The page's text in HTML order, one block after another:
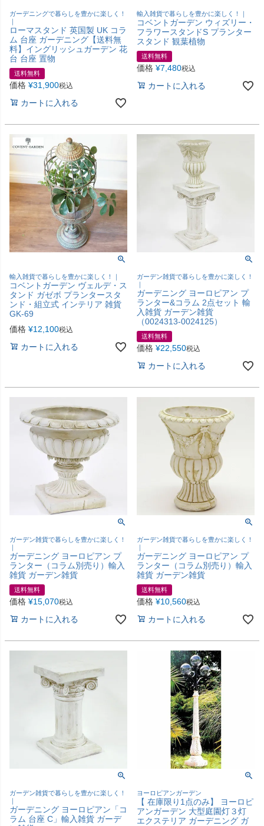
ガーデニングで暮らしを豊かに楽しく！
｜
ローマスタンド 英国製 UK コラ
ム 台座 ガーデニング【送料無
料】イングリッシュガーデン 花
台 台座 置物
送料無料
価格 ¥31,900税込
カートに入れる
輸入雑貨で暮らしを豊かに楽しく！｜
コベントガーデン ウィズリー・
フラワースタンドS プランター
スタンド 観葉植物
送料無料
価格 ¥7,480税込
カートに入れる
輸入雑貨で暮らしを豊かに楽しく！｜
コベントガーデン ヴェルデ・ス
タンド ガゼボ プランタースタ
ンド・組立式 インテリア 雑貨
GK-69
価格 ¥12,100税込
カートに入れる
ガーデン雑貨で暮らしを豊かに楽しく！
｜
ガーデニング ヨーロピアン プ
ランター&コラム 2点セット 輸
入雑貨 ガーデン雑貨
（0024313-0024125）
送料無料
価格 ¥22,550税込
カートに入れる
ガーデン雑貨で暮らしを豊かに楽しく！
｜
ガーデニング ヨーロピアン プ
ランター（コラム別売り）輸入
雑貨 ガーデン雑貨
送料無料
価格 ¥15,070税込
カートに入れる
ガーデン雑貨で暮らしを豊かに楽しく！
｜
ガーデニング ヨーロピアン プ
ランター（コラム別売り）輸入
雑貨 ガーデン雑貨
送料無料
価格 ¥10,560税込
カートに入れる
ガーデン雑貨で暮らしを豊かに楽しく！
｜
ガーデニング ヨーロピアン「コ
ラム 台座 C」輸入雑貨 ガーデ
ヨーロピアンガーデン
【 在庫限り1点のみ】 ヨーロピ
アンガーデン 大型庭園灯３灯
エクステリア ガーデニング ガ